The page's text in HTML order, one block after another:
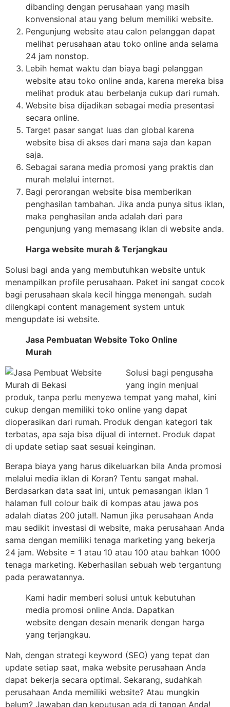
dibanding dengan perusahaan yang masih
konvensional atau yang belum memiliki website.
Pengunjung website atau calon pelanggan dapat
melihat perusahaan atau toko online anda selama
24 jam nonstop.
Lebih hemat waktu dan biaya bagi pelanggan
website atau toko online anda, karena mereka bisa
melihat produk atau berbelanja cukup dari rumah.
Website bisa dijadikan sebagai media presentasi
secara online.
Target pasar sangat luas dan global karena
website bisa di akses dari mana saja dan kapan
saja.
Sebagai sarana media promosi yang praktis dan
murah melalui internet.
Bagi perorangan website bisa memberikan
penghasilan tambahan. Jika anda punya situs iklan,
maka penghasilan anda adalah dari para
pengunjung yang memasang iklan di website anda.
Harga website murah & Terjangkau
Solusi bagi anda yang membutuhkan website untuk
menampilkan profile perusahaan. Paket ini sangat cocok
bagi perusahaan skala kecil hingga menengah. sudah
dilengkapi content management system untuk
mengupdate isi website.
Jasa Pembuatan Website Toko Online
Murah
Solusi bagi pengusaha
yang ingin menjual
produk, tanpa perlu menyewa tempat yang mahal, kini
cukup dengan memiliki toko online yang dapat
dioperasikan dari rumah. Produk dengan kategori tak
terbatas, apa saja bisa dijual di internet. Produk dapat
di update setiap saat sesuai keinginan.
Berapa biaya yang harus dikeluarkan bila Anda promosi
melalui media iklan di Koran? Tentu sangat mahal.
Berdasarkan data saat ini, untuk pemasangan iklan 1
halaman full colour baik di kompas atau jawa pos
adalah diatas 200 juta!!. Namun jika perusahaan Anda
mau sedikit investasi di website, maka perusahaan Anda
sama dengan memiliki tenaga marketing yang bekerja
24 jam. Website = 1 atau 10 atau 100 atau bahkan 1000
tenaga marketing. Keberhasilan sebuah web tergantung
pada perawatannya.
Kami hadir memberi solusi untuk kebutuhan
media promosi online Anda. Dapatkan
website dengan desain menarik dengan harga
yang terjangkau.
Nah, dengan strategi keyword (SEO) yang tepat dan
update setiap saat, maka website perusahaan Anda
dapat bekerja secara optimal. Sekarang, sudahkah
perusahaan Anda memiliki website? Atau mungkin
belum? Jawaban dan keputusan ada di tangan Anda!